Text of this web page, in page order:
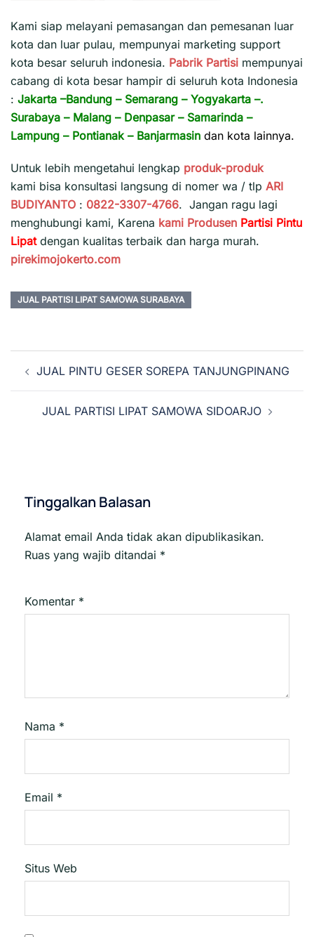
Kami siap melayani pemasangan dan pemesanan luar
kota dan luar pulau, mempunyai marketing support
kota besar seluruh indonesia. Pabrik Partisi mempunyai
cabang di kota besar hampir di seluruh kota Indonesia
: Jakarta –Bandung – Semarang – Yogyakarta –.
Surabaya – Malang – Denpasar– Samarinda –
Lampung – Pontianak – Banjarmasin dan kota lainnya.
Untuk lebih mengetahui lengkap produk-produk
kami bisa konsultasi langsung di nomer wa / tlp ARI
BUDIYANTO : 0822-3307-4766. Jangan ragu lagi
menghubungi kami, Karena kami Produsen Partisi Pintu
Lipat dengan kualitas terbaik dan harga murah.
pirekimojokerto.com
JUAL PARTISI LIPAT SAMOWA SURABAYA
Navigasi
Tulisan
JUAL PINTU GESER SOREPA TANJUNGPINANG
JUAL PARTISI LIPAT SAMOWA SIDOARJO
Tinggalkan Balasan
Alamat email Anda tidak akan dipublikasikan.
Ruas yang wajib ditandai *
Komentar *
Nama *
Email *
Situs Web